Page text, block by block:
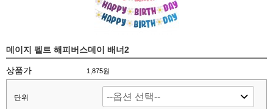
데이지 펠트 해피버스데이 배너2
상품가 1,875원
단위